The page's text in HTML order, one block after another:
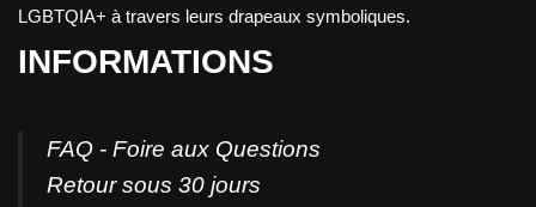
LGBTQIA+ à travers leurs drapeaux symboliques.
INFORMATIONS
FAQ - Foire aux Questions
Retour sous 30 jours